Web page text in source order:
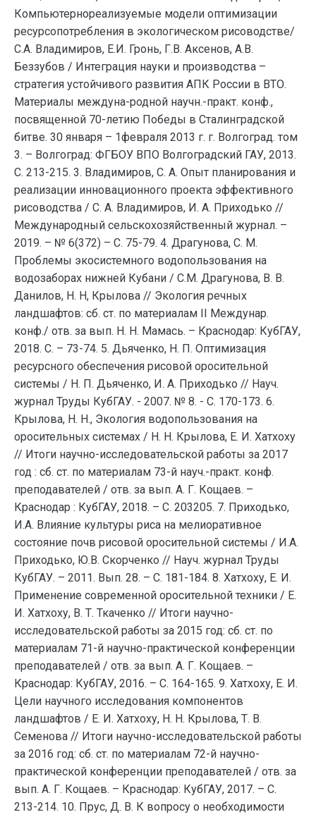
Компьютернореализуемые модели оптимизации
ресурсопотребления в экологическом рисоводстве/
С.А. Владимиров, Е.И. Гронь, Г.В. Аксенов, А.В.
Беззубов / Интеграция науки и производства –
стратегия устойчивого развития АПК России в ВТО.
Материалы междуна-родной научн.-практ. конф.,
посвященной 70-летию Победы в Сталинградской
битве. 30 января – 1февраля 2013 г. г. Волгоград. том
3. – Волгоград: ФГБОУ ВПО Волгоградский ГАУ, 2013.
С. 213-215. 3. Владимиров, С. А. Опыт планирования и
реализации инновационного проекта эффективного
рисоводства / С. А. Владимиров, И. А. Приходько //
Международный сельскохозяйственный журнал. –
2019. – № 6(372) – С. 75-79. 4. Драгунова, С. М.
Проблемы экосистемного водопользования на
водозаборах нижней Кубани / С.М. Драгунова, В. В.
Данилов, Н. Н, Крылова // Экология речных
ландшафтов: сб. ст. по материалам II Междунар.
конф./ отв. за вып. Н. Н. Мамась. – Краснодар: КубГАУ,
2018. С. – 73-74. 5. Дьяченко, Н. П. Оптимизация
ресурсного обеспечения рисовой оросительной
системы / Н. П. Дьяченко, И. А. Приходько // Науч.
журнал Труды КубГАУ. - 2007. № 8. - С. 170-173. 6.
Крылова, Н. Н., Экология водопользования на
оросительных системах / Н. Н. Крылова, Е. И. Хатхоху
// Итоги научно-исследовательской работы за 2017
год : сб. ст. по материалам 73-й науч.-практ. конф.
преподавателей / отв. за вып. А. Г. Кощаев. –
Краснодар : КубГАУ, 2018. – С. 203205. 7. Приходько,
И.А. Влияние культуры риса на мелиоративное
состояние почв рисовой оросительной системы / И.А.
Приходько, Ю.В. Скорченко // Науч. журнал Труды
КубГАУ. – 2011. Вып. 28. – С. 181-184. 8. Хатхоху, Е. И.
Применение современной оросительной техники / Е.
И. Хатхоху, В. Т. Ткаченко // Итоги научно-
исследовательской работы за 2015 год: сб. ст. по
материалам 71-й научно-практической конференции
преподавателей / отв. за вып. А. Г. Кощаев. –
Краснодар: КубГАУ, 2016. – С. 164-165. 9. Хатхоху, Е. И.
Цели научного исследования компонентов
ландшафтов / Е. И. Хатхоху, Н. Н. Крылова, Т. В.
Семенова // Итоги научно-исследовательской работы
за 2016 год: сб. ст. по материалам 72-й научно-
практической конференции преподавателей / отв. за
вып. А. Г. Кощаев. – Краснодар: КубГАУ, 2017. – С.
213-214. 10. Прус, Д. В. К вопросу о необходимости